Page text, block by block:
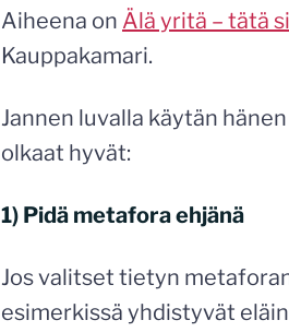
Aiheena on Älä yritä – tätä
Kauppakamari.
Jannen luvalla käytän
olkaat hyvät:
1) Pidä metafora ehjänä
Jos valitset tietyn
esimerkissä yhdistyvät